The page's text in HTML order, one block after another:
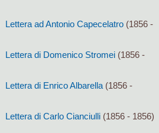
Lettera ad Antonio Capecelatro (1856 -
Lettera di Domenico Stromei (1856 -
Lettera di Enrico Albarella (1856 -
Lettera di Carlo Cianciulli (1856 - 1856)